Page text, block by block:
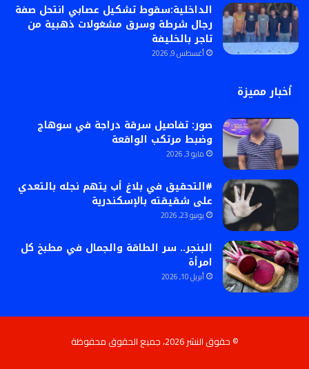
الداخلية:سقوط تشكيل عصابي انتحل صفة
رجال شرطة وسرق مشغولات ذهبية من
تاجر بالخليفة
أغسطس 9, 2026
أخبار مميزة
صور: تفاصيل سرقة دراجة في سوهاج
وضبط مرتكب الواقعة
مايو 3, 2026
#التحقيق في بلاغ أب يتهم نجله بالتعدي
على شقيقته بالإسكندرية
يونيو 23, 2026
البنجر.. سر الطاقة والجمال في مطبخ كل
امرأة
أبريل 10, 2026
© حقوق النشر 2026، جميع الحقوق محفوظة